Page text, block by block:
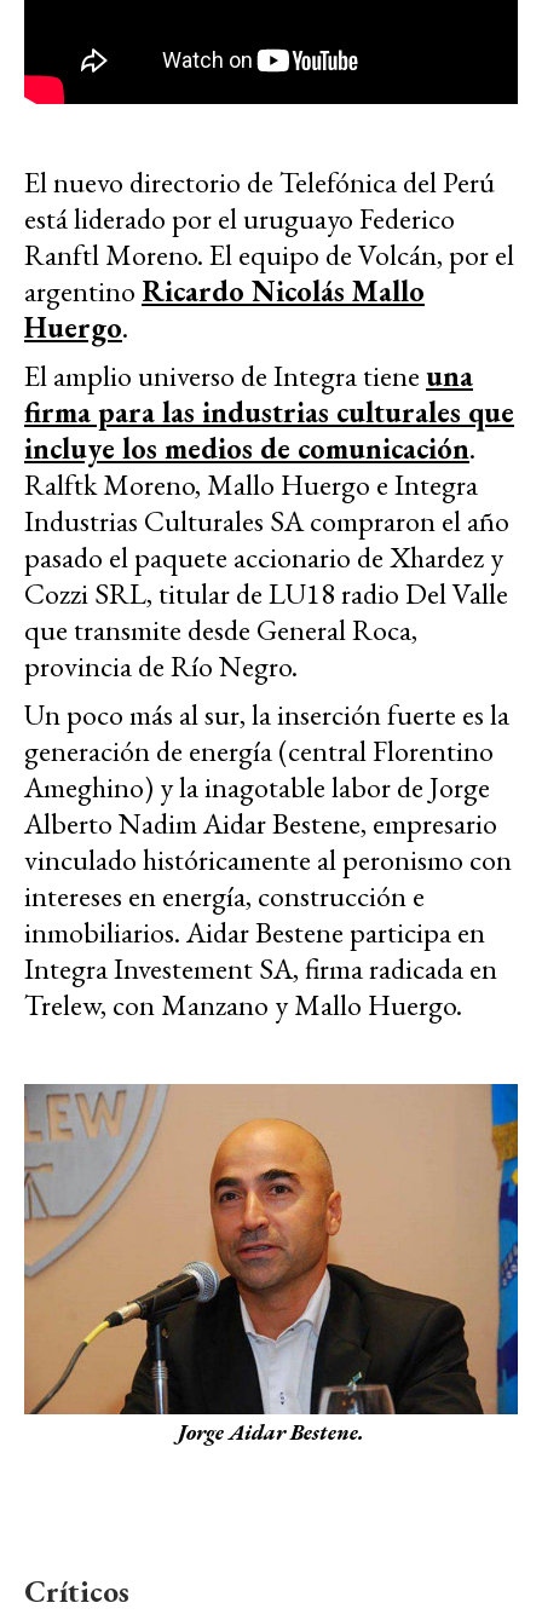
El nuevo directorio de Telefónica del Perú
está liderado por el uruguayo Federico
Ranftl Moreno. El equipo de Volcán, por el
argentino Ricardo Nicolás Mallo
Huergo.
El amplio universo de Integra tieneuna
firma para las industrias culturales que
incluye los medios de comunicación.
Ralftk Moreno, Mallo Huergo e Integra
Industrias Culturales SA compraron el año
pasado el paquete accionario de Xhardez y
Cozzi SRL, titular de LU18 radio Del Valle
que transmite desde General Roca,
provincia de Río Negro.
Un poco más al sur, la inserción fuerte es la
generación de energía (central Florentino
Ameghino) y la inagotable labor de Jorge
Alberto Nadim Aidar Bestene, empresario
vinculado históricamente al peronismo con
intereses en energía, construcción e
inmobiliarios. Aidar Bestene participa en
Integra Investement SA, firma radicada en
Trelew, con Manzano y Mallo Huergo.
Jorge Aidar Bestene.
Críticos